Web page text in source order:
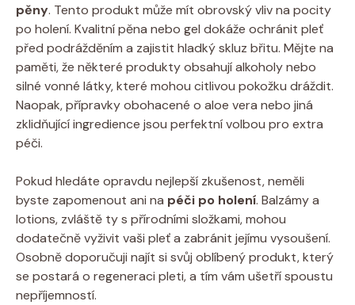
pěny. Tento produkt může mít obrovský vliv na pocity
po holení. Kvalitní pěna nebo gel dokáže ochránit pleť
před podrážděním a zajistit hladký skluz břitu. Mějte na
paměti, že některé produkty obsahují alkoholy nebo
silné vonné látky, které mohou citlivou pokožku dráždit.
Naopak, přípravky obohacené o aloe vera nebo jiná
zklidňující ingredience jsou perfektní volbou pro extra
péči.
Pokud hledáte opravdu nejlepší zkušenost, neměli
byste zapomenout ani na péči po holení. Balzámy a
lotions, zvláště ty s přírodními složkami, mohou
dodatečně vyživit vaši pleť a zabránit jejímu vysoušení.
Osobně doporučuji najít si svůj oblíbený produkt, který
se postará o regeneraci pleti, a tím vám ušetří spoustu
nepříjemností.